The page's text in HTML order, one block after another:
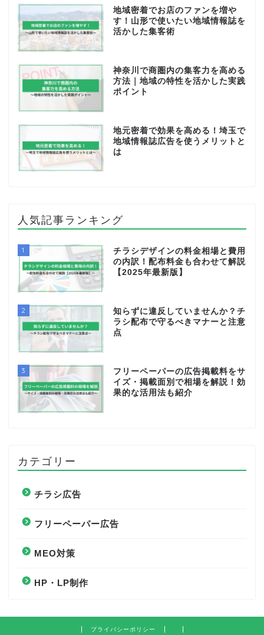
地域密着でお店のファンを増や
す！山形で使いたい地域情報誌を
活かした集客術
神奈川で商圏内の集客力を高める
方法｜地域の特性を活かした実践
ポイント
地元密着で効果を高める！埼玉で
地域情報誌広告を使うメリットと
は
人気記事ランキング
1
チラシデザインの料金相場と費用
の内訳！配布料金も合わせて解説
【2025年最新版】
2
知らずに違反していませんか？チ
ラシ配布で守るべきマナーと注意
点
3
フリーペーパーの広告掲載料をサ
イズ・掲載面別で相場を解説！効
果的な活用法も紹介
カテゴリー
チラシ広告
フリーペーパー広告
MEO対策
HP・LP制作
プライバシーポリシー